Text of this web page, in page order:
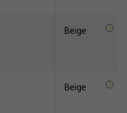
Beige
Beige